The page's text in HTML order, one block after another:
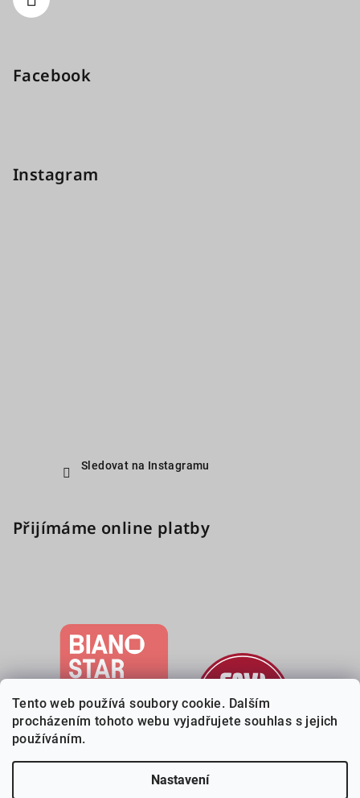
Tento web používá soubory cookie. Dalším
procházením tohoto webu vyjadřujete souhlas s jejich
používáním.
Nastavení
Facebook
Instagram
Sledovat na Instagramu
Přijímáme online platby